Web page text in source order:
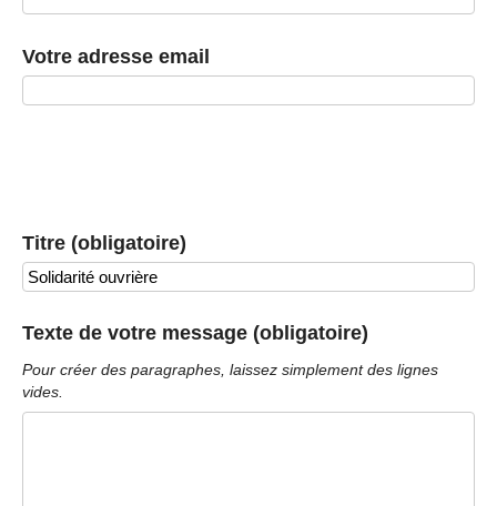
Votre adresse email
Titre (obligatoire)
Texte de votre message (obligatoire)
Pour créer des paragraphes, laissez simplement des lignes
vides.